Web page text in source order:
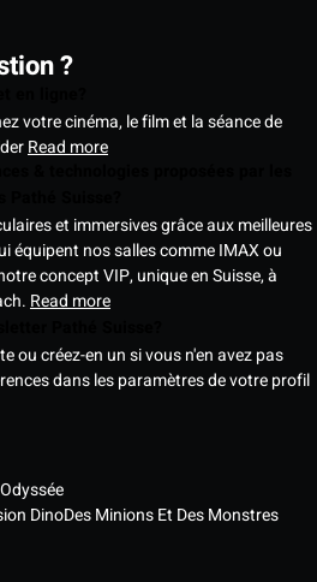
?
votre cinéma, le film et la séance de
Read more
et immersives grâce aux meilleures
équipent nos salles comme IMAX ou
concept VIP, unique en Suisse, à
Read more
ou créez-en un si vous n'en avez pas
dans les paramètres de votre profil
DinoDes Minions Et Des Monstres